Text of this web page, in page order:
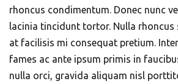
rhoncus condimentum. Donec nunc
lacinia tincidunt tortor. Nulla rhoncus
at facilisis mi consequat pretium.
fames ac ante ipsum primis in
nulla orci, gravida aliquam nisl